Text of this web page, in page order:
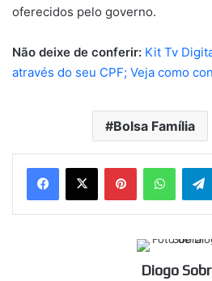
oferecidos pelo governo.
Não deixe de conferir: Kit Tv
através do seu CPF; Veja como
Bolsa Família
Pinterest
Diogo